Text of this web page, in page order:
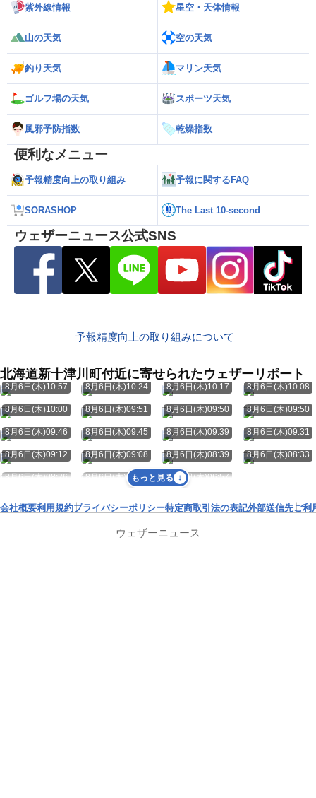
紫外線情報 星空・天体情報
山の天気 空の天気
釣り天気 マリン天気
ゴルフ場の天気 スポーツ天気
風邪予防指数 乾燥指数
便利なメニュー
予報精度向上の取り組み 予報に関するFAQ
SORASHOP The Last 10-second
ウェザーニュース公式SNS
予報精度向上の取り組みについて
北海道新十津川町付近に寄せられたウェザーリポート
8月6日(木)10:57 8月6日(木)10:24 8月6日(木)10:17 8月6日(木)10:08
8月6日(木)10:00 8月6日(木)09:51 8月6日(木)09:50 8月6日(木)09:50
8月6日(木)09:46 8月6日(木)09:45 8月6日(木)09:39 8月6日(木)09:31
8月6日(木)09:12 8月6日(木)09:08 8月6日(木)08:39 8月6日(木)08:33
8月6日(木)08:26 8月6日(木)08:04 8月6日(木)06:57
もっと見る
会社概要利用規約プライバシーポリシー特定商取引法の表記外部送信先ご利
ウェザーニュース